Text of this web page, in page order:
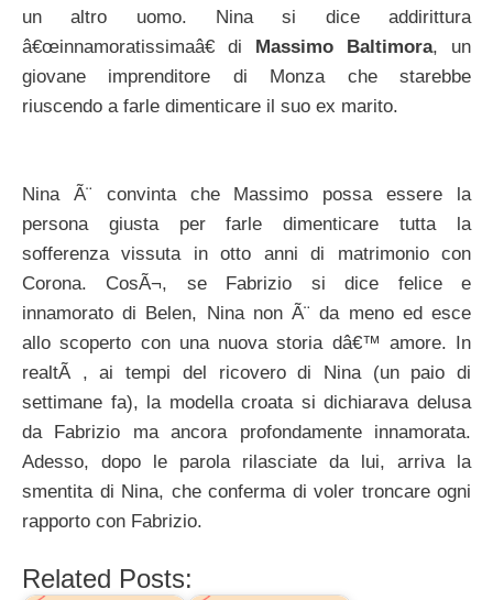
un altro uomo. Nina si dice addirittura
â€œinnamoratissimaâ€ di
Massimo Baltimora, un
giovane imprenditore di Monza che starebbe
riuscendo a farle dimenticare il suo ex marito.
Nina Ã¨ convinta che Massimo possa essere la
persona giusta per farle dimenticare tutta la
sofferenza vissuta in otto anni di matrimonio con
Corona. CosÃ¬, se Fabrizio si dice felice e
innamorato di Belen, Nina non Ã¨ da meno ed esce
allo scoperto con una nuova storia dâ€™ amore. In
realtÃ , ai tempi del ricovero di Nina (un paio di
settimane fa), la modella croata si dichiarava delusa
da Fabrizio ma ancora profondamente innamorata.
Adesso, dopo le parola rilasciate da lui, arriva la
smentita di Nina, che conferma di voler troncare ogni
rapporto con Fabrizio.
Related Posts: